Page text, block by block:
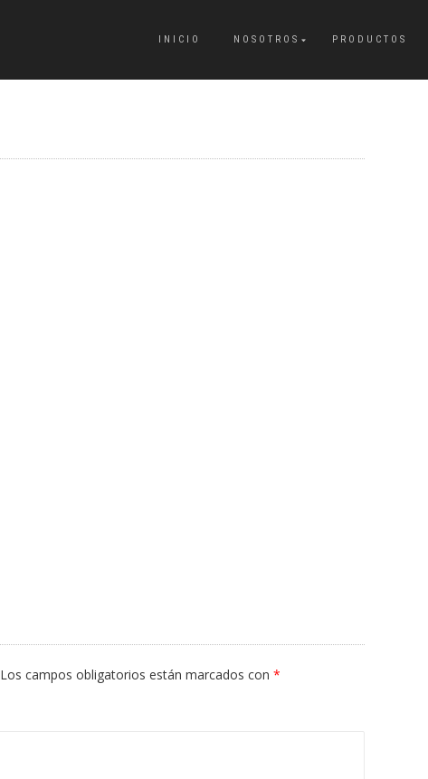
INICIO NOSOTROS PRODUCTOS
Los campos obligatorios están marcados con *